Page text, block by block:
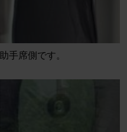
助手席側です。